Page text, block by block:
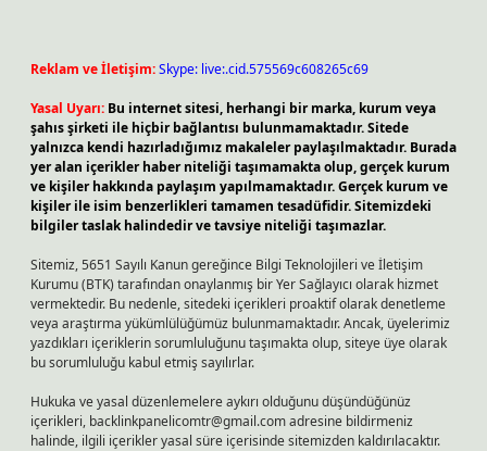
Reklam ve İletişim:Skype: live:.cid.575569c608265c69
Yasal Uyarı: Bu internet sitesi, herhangi bir marka, kurum veya
şahıs şirketi ile hiçbir bağlantısı bulunmamaktadır. Sitede
yalnızca kendi hazırladığımız makaleler paylaşılmaktadır. Burada
yer alan içerikler haber niteliği taşımamakta olup, gerçek kurum
ve kişiler hakkında paylaşım yapılmamaktadır. Gerçek kurum ve
kişiler ile isim benzerlikleri tamamen tesadüfidir. Sitemizdeki
bilgiler taslak halindedir ve tavsiye niteliği taşımazlar.
Sitemiz, 5651 Sayılı Kanun gereğince Bilgi Teknolojileri ve İletişim
Kurumu (BTK) tarafından onaylanmış bir Yer Sağlayıcı olarak hizmet
vermektedir. Bu nedenle, sitedeki içerikleri proaktif olarak denetleme
veya araştırma yükümlülüğümüz bulunmamaktadır. Ancak, üyelerimiz
yazdıkları içeriklerin sorumluluğunu taşımakta olup, siteye üye olarak
bu sorumluluğu kabul etmiş sayılırlar.
Hukuka ve yasal düzenlemelere aykırı olduğunu düşündüğünüz
içerikleri, backlinkpanelicomtr@gmail.comadresine bildirmeniz
halinde, ilgili içerikler yasal süre içerisinde sitemizden kaldırılacaktır.